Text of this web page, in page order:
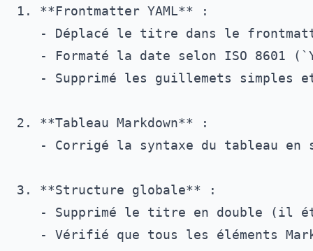
1. **Frontmatter YAML** :
- Déplacé le titre dans le
- Formaté la date selon ISO 8601
- Supprimé les guillemets simples
2. **Tableau Markdown** :
- Corrigé la syntaxe du tableau en
3. **Structure globale** :
- Supprimé le titre en double (il
- Vérifié que tous les éléments